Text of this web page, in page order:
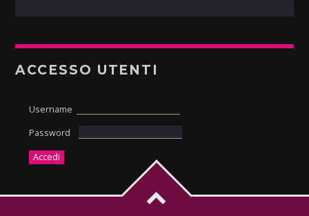
ACCESSO UTENTI
Username
Password